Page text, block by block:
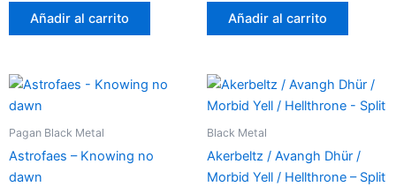
Añadir al carrito Añadir al carrito
Pagan Black Metal
Astrofaes – Knowing no
dawn
Black Metal
Akerbeltz / Avangh Dhür /
Morbid Yell / Hellthrone – Split